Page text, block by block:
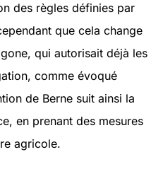
des règles définies par
que cela change
qui autorisait déjà les
comme évoqué
de Berne suit ainsi la
en prenant des mesures
agricole.